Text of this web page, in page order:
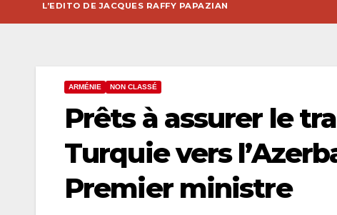
L’EDITO DE JACQUES RAFFY PAPAZIAN
ARMÉNIE NON CLASSÉ
Prêts à assurer le
Turquie vers
Premier ministre